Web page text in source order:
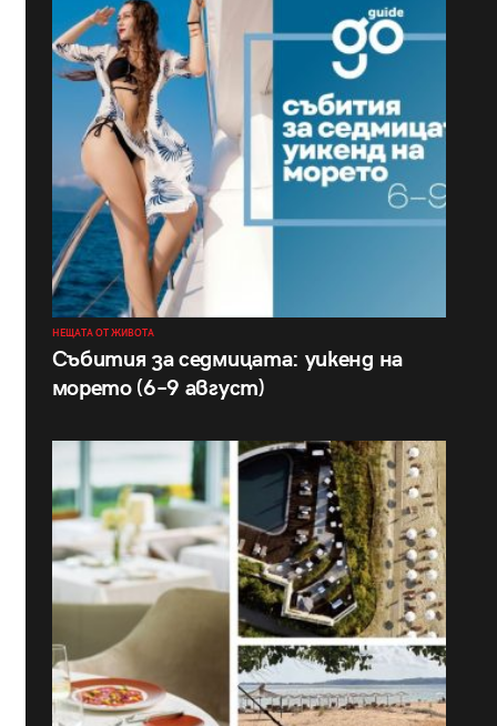
НЕЩАТА ОТ ЖИВОТА
Събития за седмицата: уикенд на
морето (6–9 август)